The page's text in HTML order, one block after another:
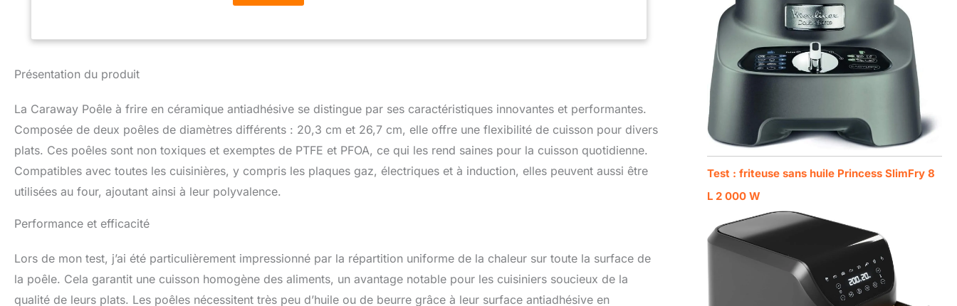
(osons-nous dire) agréable. Naturellement antiadhésif : nos casseroles et poêles
cuisson et un nettoyage minimal pour un nettoyage impeccable, vous donnant
Entretien simple : nos ustensiles de cuisine sont conçus pour toutes les cuisines
et tables de cuisson. Utilisez-les à feu doux à moyen et ajoutez une pincée d'huile
également au four jusqu'à 550 °C.
Présentation du produit
La Caraway Poêle à frire en céramique antiadhésive se distingue par ses caractéristiques innovantes et performantes.
Composée de deux poêles de diamètres différents : 20,3 cm et 26,7 cm, elle offre une flexibilité de cuisson pour divers
plats. Ces poêles sont non toxiques et exemptes de PTFE et PFOA, ce qui les rend saines pour la cuisson quotidienne.
Compatibles avec toutes les cuisinières, y compris les plaques gaz, électriques et à induction, elles peuvent aussi être
utilisées au four, ajoutant ainsi à leur polyvalence.
Performance et efficacité
Lors de mon test, j’ai été particulièrement impressionné par la répartition uniforme de la chaleur sur toute la surface de
la poêle. Cela garantit une cuisson homogène des aliments, un avantage notable pour les cuisiniers soucieux de la
qualité de leurs plats. Les poêles nécessitent très peu d’huile ou de beurre grâce à leur surface antiadhésive en
Test : friteuse sans huile Princess SlimFry 8
L 2 000 W